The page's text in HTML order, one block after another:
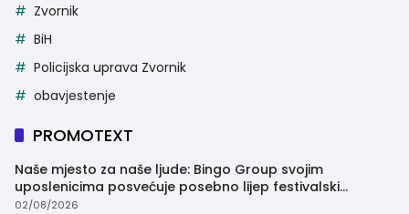
Zvornik
BiH
Policijska uprava Zvornik
obavjestenje
PROMOTEXT
Naše mjesto za naše ljude: Bingo Group svojim
uposlenicima posvećuje posebno lijep festivalski
trenutak
02/08/2026